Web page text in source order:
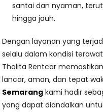
santai dan nyaman,
hingga jauh.
Dengan layanan yang
selalu dalam kondisi
Thalita Rentcar
lancar, aman, dan tepat
Semarang kami hadir
yang dapat diandalkan